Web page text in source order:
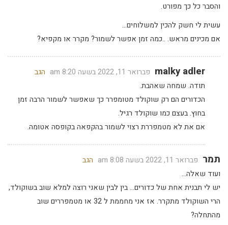
והסבר כל כך מפורט.
עשית לי חשק להכין למשלוחים…
אם מכינים מראש. ..כמה זמן אפשר לשמור? מקרר או מקפיא?
malky adler פברואר 11, 2022 בשעה 8:20 am
הגב
תודה. שמחה שאהבת.
הכדורים הם רק שוקולד מטומפרר כך שאפשר לשמור הרבה זמן
בחוץ. בעצם כמו שוקולד רגיל.
אם את לא מטמפררת רצוי לשמור בהקפאה בקופסה אטומה.
תמר פברואר 11, 2022 בשעה 8:08 am
הגב
ועוד שאלה…
יש לי תבנית אחת של כדורים… בין לבין שאני רוצה למלא שוב בשוקולד,
הרי השוקולד מתקרר. אז אני מחממת ל 32 או מטמפררים שוב
מהתחלה?